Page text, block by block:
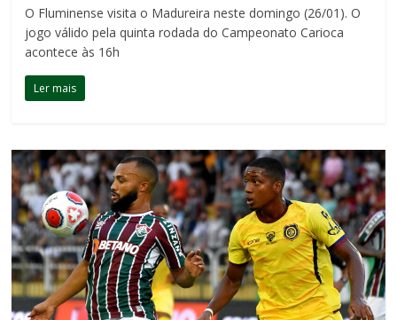
O Fluminense visita o Madureira neste domingo (26/01). O
jogo válido pela quinta rodada do Campeonato Carioca
acontece às 16h
Ler mais